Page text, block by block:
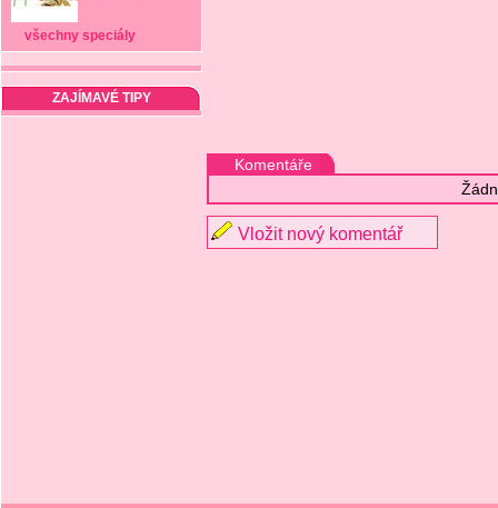
všechny speciály
ZAJÍMAVÉ TIPY
Komentáře
Vložit nový komentář